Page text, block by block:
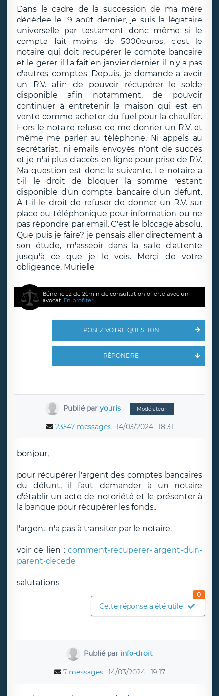
Dans le cadre de la succession de ma mère
décédée le 19 août dernier, je suis la légataire
universelle par testament donc même si le
compte fait moins de 5000euros, c'est le
notaire qui doit récupérer le compte bancaire
et le gérer. il l'a fait en janvier dernier. il n'y a pas
d'autres comptes. Depuis, je demande a avoir
un R.V. afin de pouvoir récupérer le solde
disponible afin notamment, de pouvoir
continuer à entretenir la maison qui est en
vente comme acheter du fuel pour la chauffer.
Hors le notaire refuse de me donner un R.V. et
même me parler au téléphone. Ni appels au
secrétariat, ni emails envoyés n'ont de succès
et je n'ai plus d'accès en ligne pour prise de R.V.
Ma question est donc la suivante. Le notaire a
t-il le droit de bloquer la somme restant
disponible d'un compte bancaire d'un défunt.
A t-il le droit de refuser de donner un R.V. sur
place ou téléphonique pour information ou ne
pas répondre par email. C'est le blocage absolu.
Que puis je faire? je pensais aller directement à
son étude, m'asseoir dans la salle d'attente
jusqu'à ce que je le vois. Merçi de votre
obligeance. Murielle
Bénéficiez de 20min de consultation offerte avec un
avocat. En profiter
POSEZ VOTRE QUESTION
RÉPONDRE
Publié par youris Modérateur
23547 messages 14/03/2024 18:31
bonjour,
pour récupérer l'argent des comptes bancaires
du défunt, il faut demander à un notaire
d'établir un acte de notoriété et le présenter à
la banque pour récupérer les fonds..
l'argent n'a pas à transiter par le notaire.
voir ce lien : comment-recuperer-largent-dun-
parent-decede
salutations
Cette réponse a été utile
0
Publié par info-droit
7 messages 14/03/2024 19:17